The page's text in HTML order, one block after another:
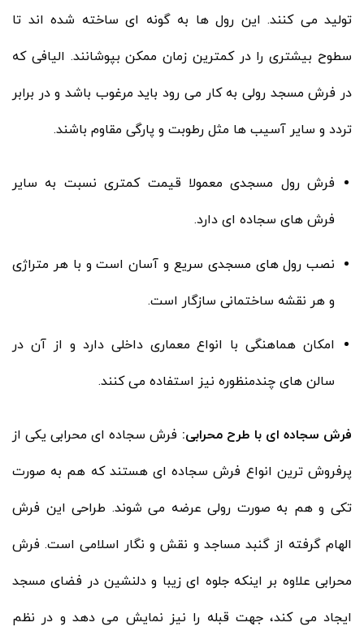
تولید می کنند. این رول ها به گونه ای ساخته شده اند تا
سطوح بیشتری را در کمترین زمان ممکن بپوشانند. الیافی که
در فرش مسجد رولی به کار می رود باید مرغوب باشد و در برابر
تردد و سایر آسیب ها مثل رطوبت و پارگی مقاوم باشند.
فرش رول مسجدی معمولا قیمت کمتری نسبت به سایر
فرش های سجاده ای دارد.
نصب رول های مسجدی سریع و آسان است و با هر متراژی
و هر نقشه ساختمانی سازگار است.
امکان هماهنگی با انواع معماری داخلی دارد و از آن در
سالن‌ های چندمنظوره نیز استفاده می کنند.
فرش سجاده ای با طرح محرابی: فرش سجاده ای محرابی یکی از
پرفروش ترین انواع فرش سجاده ای هستند که هم به صورت
تکی و هم به صورت رولی عرضه می شوند. طراحی این فرش
الهام گرفته از گنبد مساجد و نقش و نگار اسلامی است. فرش
محرابی علاوه بر اینکه جلوه ای زیبا و دلنشین در فضای مسجد
ایجاد می کند، جهت قبله را نیز نمایش می دهد و در نظم